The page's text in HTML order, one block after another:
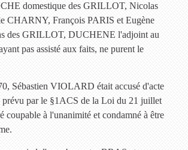
domestique des GRILLOT, Nicolas
CHARNY, François PARIS et Eugène
des GRILLOT, DUCHENE l'adjoint au
pas assisté aux faits, ne purent le
Sébastien VIOLARD était accusé d'acte
prévu par le §1ACS de la Loi du 21 juillet
coupable à l'unanimité et condamné à être